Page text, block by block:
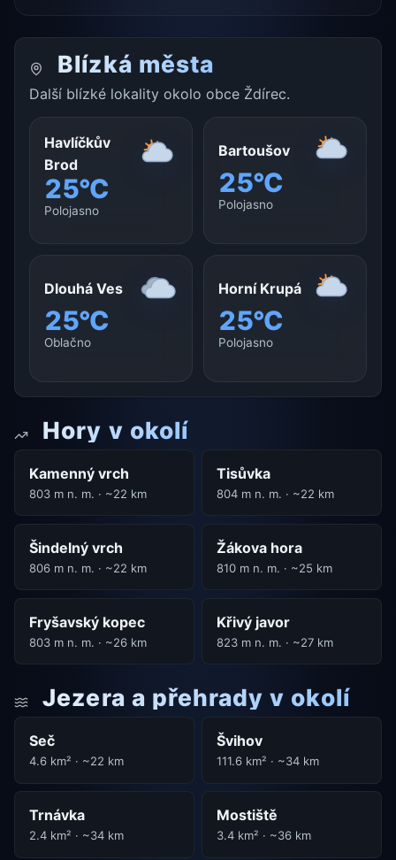
Blízká města
Další blízké lokality okolo obce Ždírec.
Havlíčkův
Brod
25°C
Polojasno
Bartoušov
25°C
Polojasno
Dlouhá Ves
25°C
Oblačno
Horní Krupá
25°C
Polojasno
Hory v okolí
Kamenný vrch
803 m n. m. · ~22 km
Tisůvka
804 m n. m. · ~22 km
Šindelný vrch
806 m n. m. · ~22 km
Žákova hora
810 m n. m. · ~25 km
Fryšavský kopec
803 m n. m. · ~26 km
Křivý javor
823 m n. m. · ~27 km
Jezera a přehrady v okolí
Seč
4.6 km² · ~22 km
Švihov
111.6 km² · ~34 km
Trnávka
2.4 km² · ~34 km
Mostiště
3.4 km² · ~36 km